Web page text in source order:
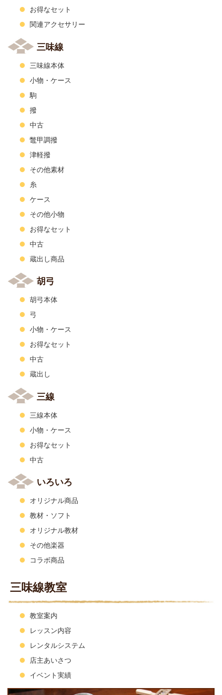
お得なセット
関連アクセサリー
三味線
三味線本体
小物・ケース
駒
撥
中古
鼈甲調撥
津軽撥
その他素材
糸
ケース
その他小物
お得なセット
中古
蔵出し商品
胡弓
胡弓本体
弓
小物・ケース
お得なセット
中古
蔵出し
三線
三線本体
小物・ケース
お得なセット
中古
いろいろ
オリジナル商品
教材・ソフト
オリジナル教材
その他楽器
コラボ商品
三味線教室
教室案内
レッスン内容
レンタルシステム
店主あいさつ
イベント実績